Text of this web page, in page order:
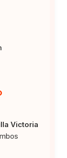
Victoria